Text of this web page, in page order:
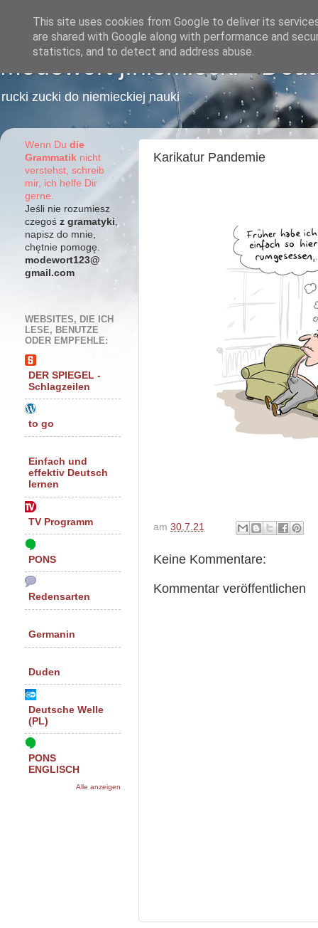
Modewort j.niemiecki -
rucki zucki do niemieckiej nauki
Karikatur Pandemie
am 30.7.21
Keine Kommentare:
Kommentar veröffentlichen
Wenn Du die
Grammatik nicht
verstehst, schreib
mir, ich helfe Dir
gerne.
Jeśli nie rozumiesz
czegoś z gramatyki
napisz do mnie,
chętnie pomogę.
modewort123@
gmail.com
WEBSITES, DIE ICH
LESE, BENUTZE
ODER EMPFEHLE:
DER SPIEGEL -
Schlagzeilen
to go
Einfach und
effektiv Deutsch
lernen
TV Programm
PONS
Redensarten
Germanin
Duden
Deutsche Welle
(PL)
PONS
ENGLISCH
Alle anzeigen
This site uses cookies from Google to deliver its
are shared with Google along with performance and
statistics, and to detect and address abuse.